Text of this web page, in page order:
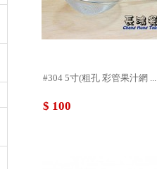
#304 5寸(粗孔 彩管果汁網 ...
$ 100